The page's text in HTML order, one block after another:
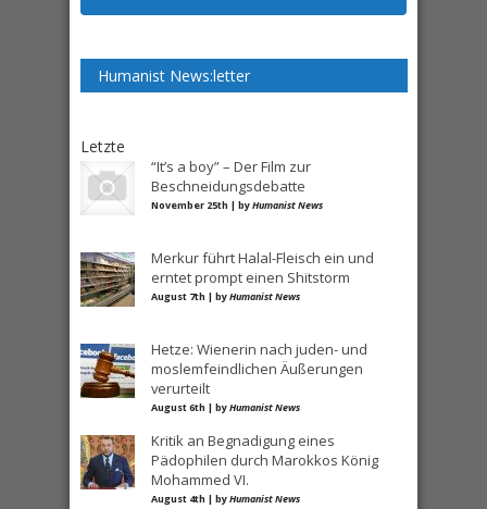
Humanist News:letter
Letzte
“It’s a boy” – Der Film zur
Beschneidungsdebatte
November 25th | byHumanist News
Merkur führt Halal-Fleisch ein und
erntet prompt einen Shitstorm
August 7th | byHumanist News
Hetze: Wienerin nach juden- und
moslemfeindlichen Äußerungen
verurteilt
August 6th | byHumanist News
Kritik an Begnadigung eines
Pädophilen durch Marokkos König
Mohammed VI.
August 4th | byHumanist News